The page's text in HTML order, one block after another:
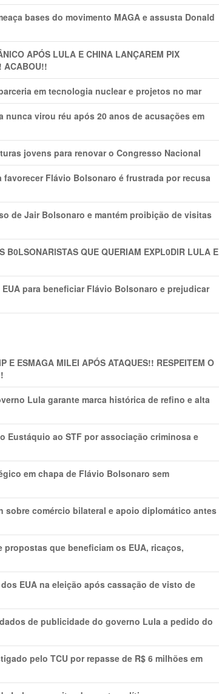
bases do movimento MAGA e assusta Donald
APÓS LULA E CHINA LANÇAREM PIX
ACABOU!!
em tecnologia nuclear e projetos no mar
nunca virou réu após 20 anos de acusações em
jovens para renovar o Congresso Nacional
favorecer Flávio Bolsonaro é frustrada por recusa
de Jair Bolsonaro e mantém proibição de visitas
B0LSONARlSTAS QUE QUERIAM EXPL0DlR LULA E
para beneficiar Flávio Bolsonaro e prejudicar
E ESMAGA MILEI APÓS ATAQUES!! RESPEITEM O
Lula garante marca histórica de refino e alta
Eustáquio ao STF por associação criminosa e
em chapa de Flávio Bolsonaro sem
sobre comércio bilateral e apoio diplomático antes
que beneficiam os EUA, ricaços,
EUA na eleição após cassação de visto de
de publicidade do governo Lula a pedido do
pelo TCU por repasse de R$ 6 milhões em